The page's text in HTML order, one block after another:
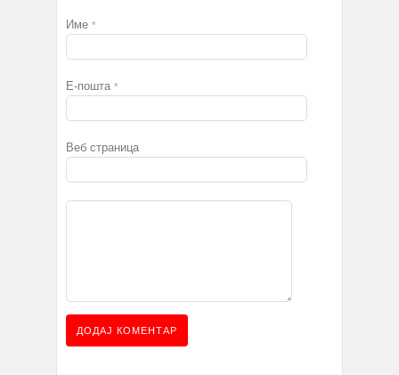
Име *
Е-пошта *
Веб страница